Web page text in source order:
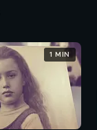
1 MIN